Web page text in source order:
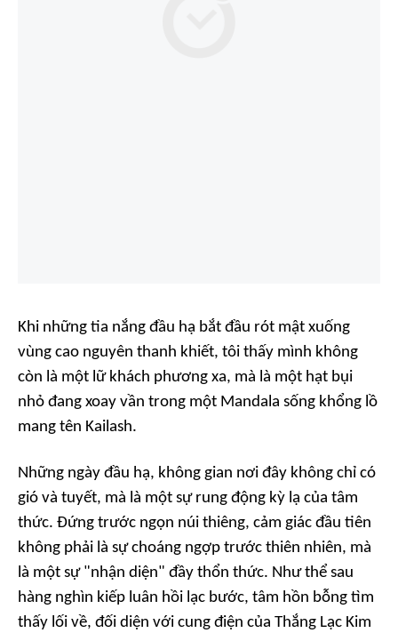
Khi những tia nắng đầu hạ bắt đầu rót mật xuống
vùng cao nguyên thanh khiết, tôi thấy mình không
còn là một lữ khách phương xa, mà là một hạt bụi
nhỏ đang xoay vần trong một Mandala sống khổng lồ
mang tên Kailash.
Những ngày đầu hạ, không gian nơi đây không chỉ có
gió và tuyết, mà là một sự rung động kỳ lạ của tâm
thức. Đứng trước ngọn núi thiêng, cảm giác đầu tiên
không phải là sự choáng ngợp trước thiên nhiên, mà
là một sự "nhận diện" đầy thổn thức. Như thể sau
hàng nghìn kiếp luân hồi lạc bước, tâm hồn bỗng tìm
thấy lối về, đối diện với cung điện của Thắng Lạc Kim